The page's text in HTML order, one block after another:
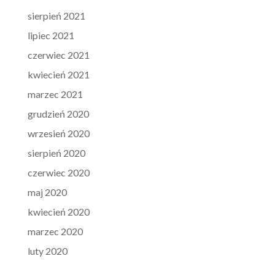
sierpień 2021
lipiec 2021
czerwiec 2021
kwiecień 2021
marzec 2021
grudzień 2020
wrzesień 2020
sierpień 2020
czerwiec 2020
maj 2020
kwiecień 2020
marzec 2020
luty 2020